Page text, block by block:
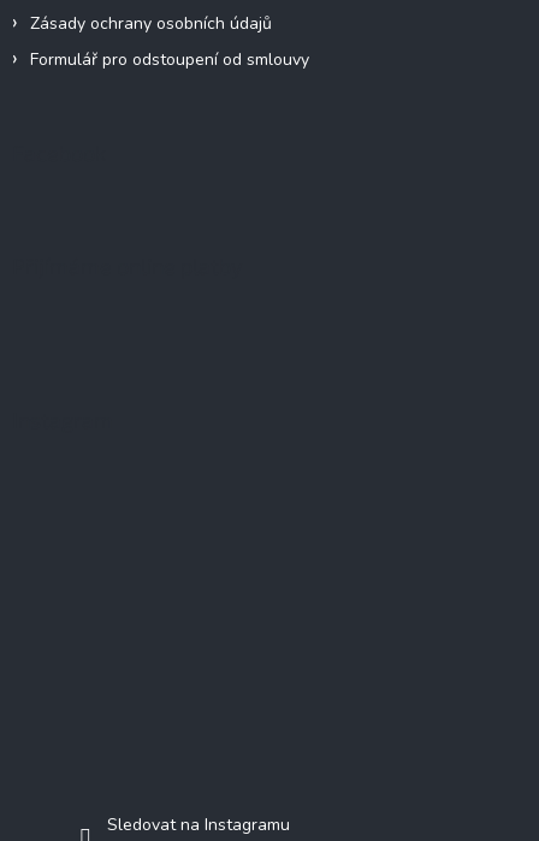
Zásady ochrany osobních údajů
Formulář pro odstoupení od smlouvy
Sledovat na Instagramu